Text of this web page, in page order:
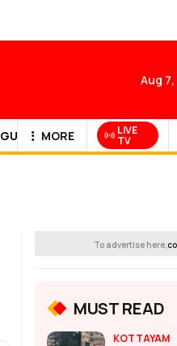
Aug
GULF NEWS
MORE LIVE
TV
To advertise here,
MUST READ
KOTTAYAM